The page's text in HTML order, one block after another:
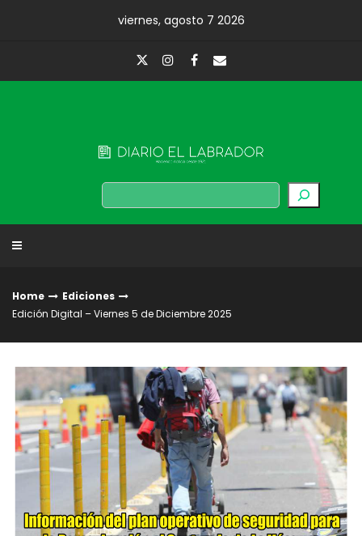
viernes, agosto 7 2026
Buscar
Home
Ediciones
Edición Digital – Viernes 5 de Diciembre 2025